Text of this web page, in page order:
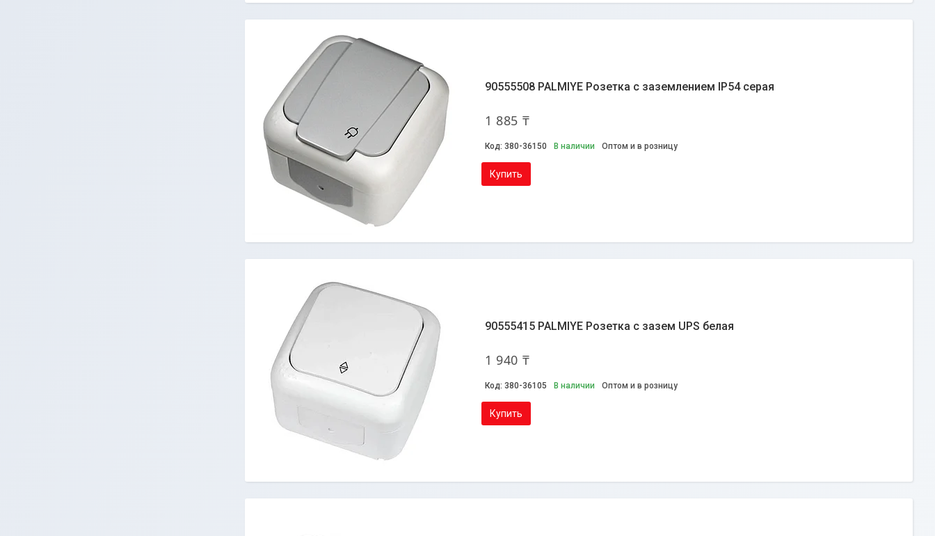
90555508 PALMIYE Розетка с заземлением IP54 серая
1 885 ₸
380-36150 В наличии Оптом и в розницу
Купить
90555415 PALMIYE Розетка с зазем UPS белая
1 940 ₸
380-36105 В наличии Оптом и в розницу
Купить